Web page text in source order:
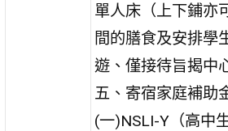
單人床（上下鋪亦
間的膳食及安排學
遊、僅接待旨揭中
五、寄宿家庭補助
(一)NSLI-Y（高中